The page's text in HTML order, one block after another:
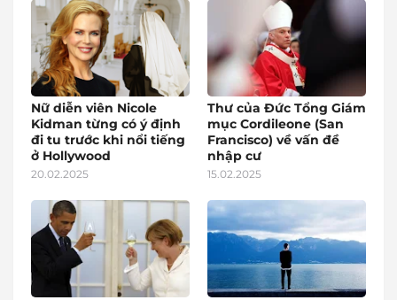
Nữ diễn viên Nicole
Kidman từng có ý định
đi tu trước khi nổi tiếng
ở Hollywood
20.02.2025
Thư của Đức Tổng Giám
mục Cordileone (San
Francisco) về vấn đề
nhập cư
15.02.2025